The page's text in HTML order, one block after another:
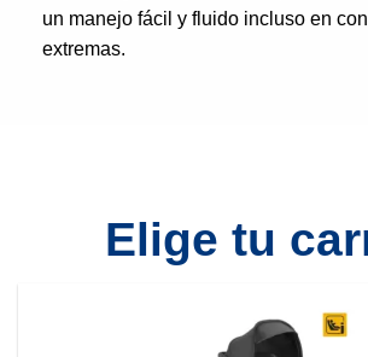
un manejo fácil y fluido incluso en
extremas.
Elige tu